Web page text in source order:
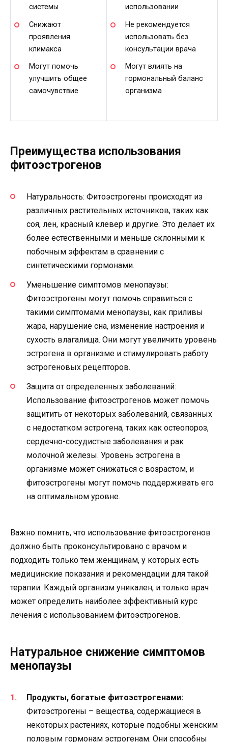
системы
Снижают
проявления
климакса
Могут помочь
улучшить общее
самочувствие
использовании
Не рекомендуется
использовать без
консультации врача
Могут влиять на
гормональный баланс
организма
Преимущества использования
фитоэстрогенов
Натуральность: Фитоэстрогены происходят из
различных растительных источников, таких как
соя, лен, красный клевер и другие. Это делает их
более естественными и меньше склонными к
побочным эффектам в сравнении с
синтетическими гормонами.
Уменьшение симптомов менопаузы:
Фитоэстрогены могут помочь справиться с
такими симптомами менопаузы, как приливы
жара, нарушение сна, изменение настроения и
сухость влагалища. Они могут увеличить уровень
эстрогена в организме и стимулировать работу
эстрогеновых рецепторов.
Защита от определенных заболеваний:
Использование фитоэстрогенов может помочь
защитить от некоторых заболеваний, связанных
с недостатком эстрогена, таких как остеопороз,
сердечно-сосудистые заболевания и рак
молочной железы. Уровень эстрогена в
организме может снижаться с возрастом, и
фитоэстрогены могут помочь поддерживать его
на оптимальном уровне.
Важно помнить, что использование фитоэстрогенов
должно быть проконсультировано с врачом и
подходить только тем женщинам, у которых есть
медицинские показания и рекомендации для такой
терапии. Каждый организм уникален, и только врач
может определить наиболее эффективный курс
лечения с использованием фитоэстрогенов.
Натуральное снижение симптомов
менопаузы
Продукты, богатые фитоэстрогенами:
Фитоэстрогены – вещества, содержащиеся в
некоторых растениях, которые подобны женским
половым гормонам эстрогенам. Они способны